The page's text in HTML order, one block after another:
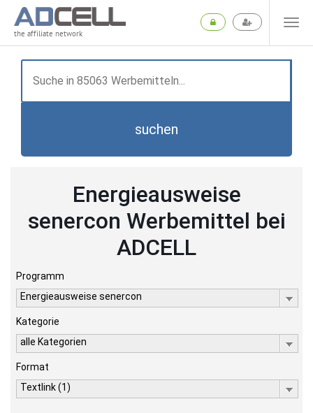
the affiliate network
suchen
Energieausweise
senercon Werbemittel bei
ADCELL
Programm
Energieausweise senercon
Kategorie
alle Kategorien
Format
Textlink (1)